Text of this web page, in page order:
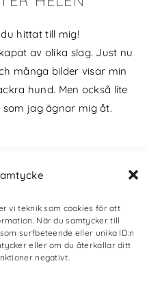
vi teknik som cookies för att
När du samtycker till
surfbeteende eller unika ID:n
eller om du återkallar ditt
negativt.
hittat till mig!
av olika slag. Just nu
många bilder visar min
hund. Men också lite
jag ägnar mig åt.
reserved. | Integritetspolicy
CoreIT, Örnsköldsvik